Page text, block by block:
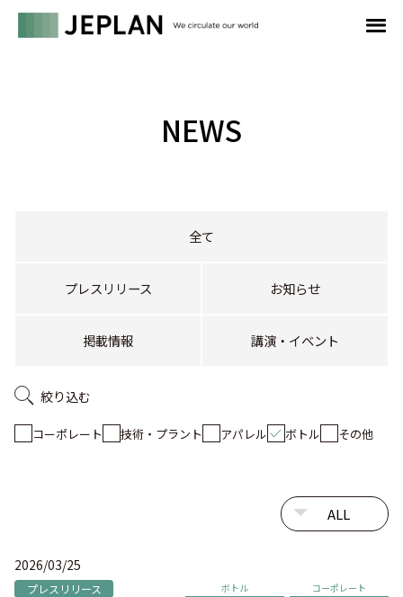
NEWS
全て
プレスリリース お知らせ
掲載情報 講演・イベント
絞り込む
コーポレート 技術・プラント アパレル ボトル その他
2026/03/25
プレスリリース ボトル
コーポレート